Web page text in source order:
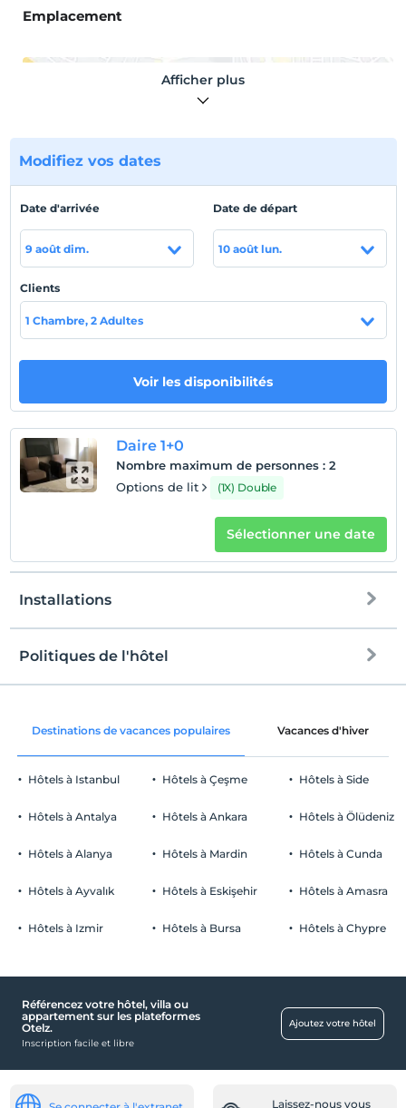
Emplacement
carte
Politiques de l'hôtel
enregistrement
Après 14:00
Avant 12:00
Animaux acceptés
fumeur
Des zones fumeurs sont disponibles
Heures d'enregistrement
enfants
Les bébés de moins de 2 ne sont pas facturés
1 enfant(s) jusqu'à l'âge de 5 ans par chambre n'est/ne
sont pas facturé(s)
Afficher plus
Modifiez vos dates
Date d'arrivée
9 août dim.
Date de départ
10 août lun.
Clients
1 Chambre, 2 Adultes
Voir les disponibilités
Daire 1+0
Nombre maximum de personnes : 2
Options de lit
(1X) Double
Sélectionner une date
Installations
Espaces communs et toutes les
Parking
Payé Parking privé
pièces
Services de nettoyage
Politiques de l'hôtel
enregistrement
Vérifier
Avant 12:00
animaux
Les bébés de moins de 2 ne sont pas facturés
Destinations de vacances populaires Vacances d'hiver
Hôtels à Istanbul
Hôtels à Antalya
Hôtels à Alanya
Hôtels à Ayvalık
Hôtels à Izmir
Hôtels à Çeşme
Hôtels à Ankara
Hôtels à Mardin
Hôtels à Eskişehir
Hôtels à Bursa
Hôtels à Side
Hôtels à Ölüdeniz
Hôtels à Cunda
Hôtels à Amasra
Hôtels à Chypre
Référencez votre hôtel, villa ou
appartement sur les plateformes
Otelz.
Inscription facile et libre
Ajoutez votre hôtel
Laissez-nous vous